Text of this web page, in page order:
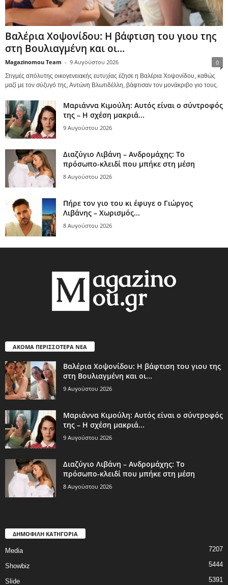
Βαλέρια Χοψονίδου: Η βάφτιση του γιου της
στη Βουλιαγμένη και οι...
Magazinomou Team - 9 Αυγούστου 2026 0
Στιγμές απόλυτης οικογενειακής ευτυχίας έζησε η Βαλέρια Χοψονίδου, καθώς
μαζί με τον σύζυγό της, Αντώνη Βλωτιδέλλη, βάφτισαν τον μονάκριβο γιο τους.
Μαριάννα Κιμούλη: Αυτός είναι ο σύντροφός
της – Η σχέση μακριά...
9 Αυγούστου 2026
Διαζύγιο Λιβάνη – Ανδρομάχης: Το
πρόσωπο-κλειδί που μπήκε στη μέση
8 Αυγούστου 2026
Πήρε τον γιο του κι έφυγε ο Γιώργος
Λιβάνης – Χωρισμός...
8 Αυγούστου 2026
ΑΚΟΜΑ ΠΕΡΙΣΣΟΤΕΡΑ ΝΕΑ
Βαλέρια Χοψονίδου: Η βάφτιση του γιου της
στη Βουλιαγμένη και οι...
9 Αυγούστου 2026
Μαριάννα Κιμούλη: Αυτός είναι ο σύντροφός
της – Η σχέση μακριά...
9 Αυγούστου 2026
Διαζύγιο Λιβάνη – Ανδρομάχης: Το
πρόσωπο-κλειδί που μπήκε στη μέση
8 Αυγούστου 2026
ΔΗΜΟΦΙΛΗ ΚΑΤΗΓΟΡΙΑ
Media 7207
Showbiz 5444
Slide 5391